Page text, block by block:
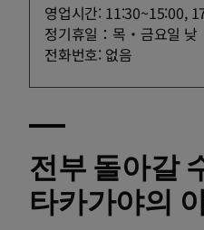
영업시간: 11:30~15:00,
정기휴일：목・금요일 낮
전화번호: 없음
전부 돌아갈
타카가야의